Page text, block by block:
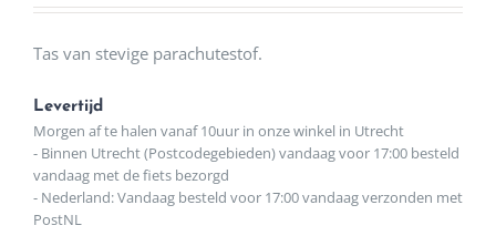
Tas van stevige parachutestof.
Levertijd
Morgen af te halen vanaf 10uur in onze winkel in Utrecht
- Binnen Utrecht (Postcodegebieden) vandaag voor 17:00 besteld
vandaag met de fiets bezorgd
- Nederland: Vandaag besteld voor 17:00 vandaag verzonden met
PostNL